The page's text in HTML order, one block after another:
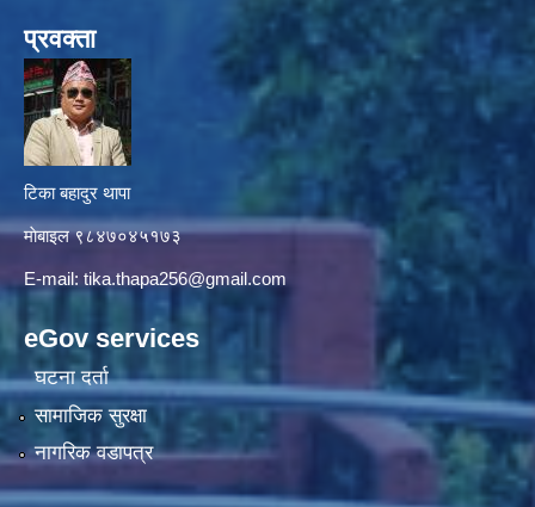
प्रवक्ता
टिका बहादुर थापा
माे‍बाइल ९८४७०४५१७३
E-mail: tika.thapa256@gmail.com
eGov services
घटना दर्ता
सामाजिक सुरक्षा
नागरिक वडापत्र